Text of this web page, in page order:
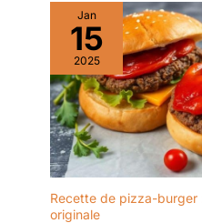
Jan
15
2025
Recette de pizza-burger
originale